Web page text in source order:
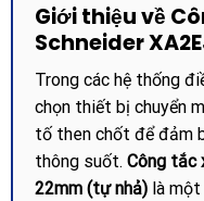
Giới thiệu về
Schneider
Trong các hệ thống
chọn thiết bị chuyển
tố then chốt để đảm
thông suốt. Công tắc
22mm (tự nhả)là một